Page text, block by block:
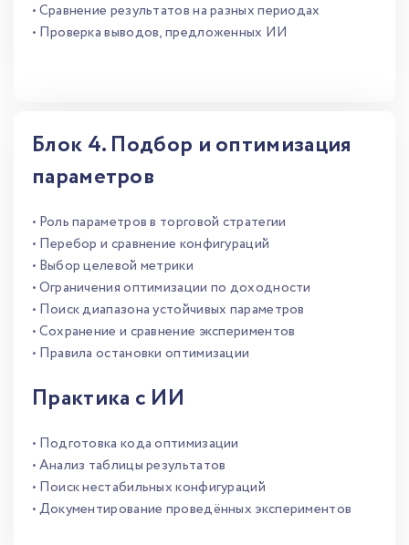
• Сравнение результатов на разных периодах
• Проверка выводов, предложенных ИИ
Блок 4. Подбор и оптимизация
параметров
• Роль параметров в торговой стратегии
• Перебор и сравнение конфигураций
• Выбор целевой метрики
• Ограничения оптимизации по доходности
• Поиск диапазона устойчивых параметров
• Сохранение и сравнение экспериментов
• Правила остановки оптимизации
Практика с ИИ
• Подготовка кода оптимизации
• Анализ таблицы результатов
• Поиск нестабильных конфигураций
• Документирование проведённых экспериментов